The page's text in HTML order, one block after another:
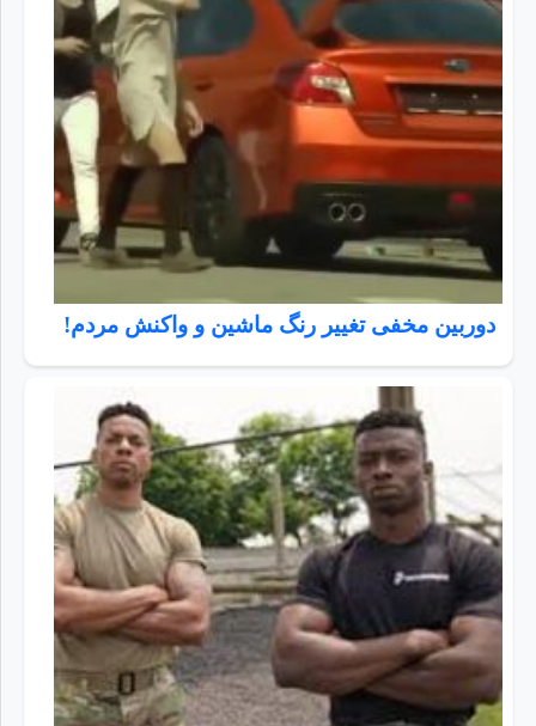
دوربین مخفی تغییر رنگ ماشین و واکنش مردم!